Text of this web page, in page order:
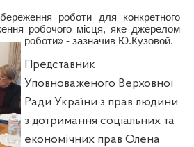
роботи для конкретного
робочого місця, яке джерелом
роботи» - зазначив Ю.Кузовой.
Представник
Уповноваженого Верховної
Ради України з прав людини
з дотримання соціальних та
економічних прав Олена